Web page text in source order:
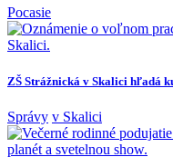
Pocasie
ZŠ Strážnická v Skalici hľadá
Správy v Skalici